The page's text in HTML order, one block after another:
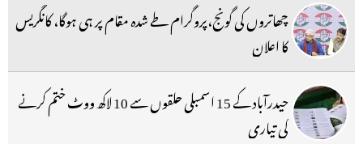
چھاتروں کی گونج،پروگرام طے شدہ مقام پر ہی ہوگا، کانگریس
کا اعلان
حیدرآباد کے 15 اسمبلی حلقوں سے 10 لاکھ ووٹ ختم کرنے
کی تیاری